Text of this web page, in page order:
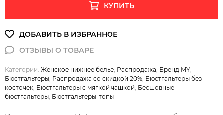
КУПИТЬ
Категории: Женское нижнее белье Распродажа Бренд MY
Бюстгальтеры Распродажа со скидкой 20% Бюстгальтеры без
косточек Бюстгальтеры с мягкой чашкой Бесшовные
бюстгальтеры Бюстгальтеры-топы